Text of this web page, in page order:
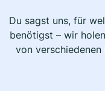
Du sagst uns, für
benötigst – wir
von